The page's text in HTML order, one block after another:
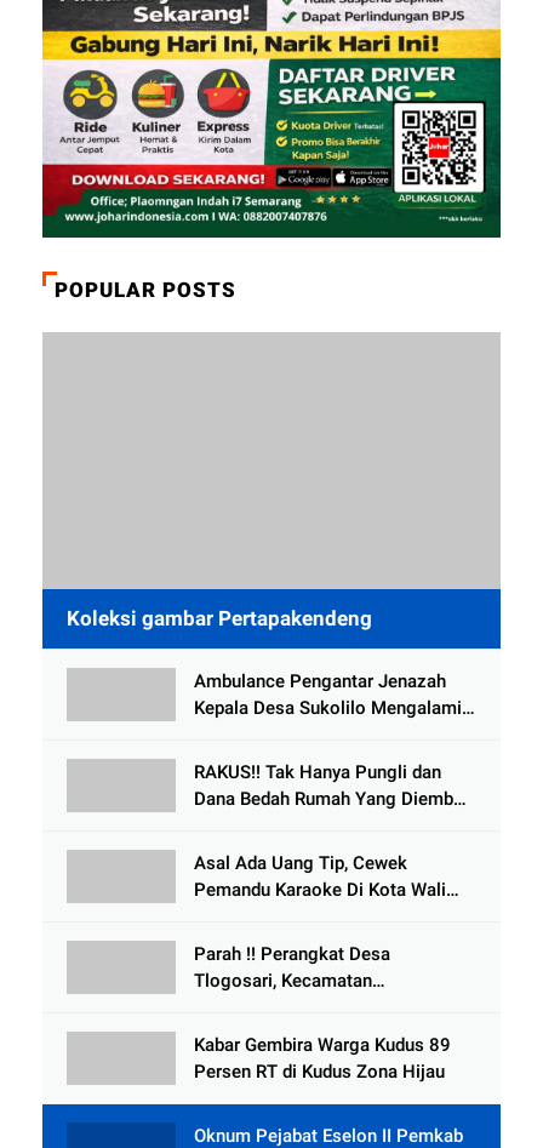
POPULAR POSTS
Koleksi gambar Pertapakendeng
Ambulance Pengantar Jenazah
Kepala Desa Sukolilo Mengalami
Meninggal Dunia
RAKUS!! Tak Hanya Pungli dan
Dana Bedah Rumah Yang Diembat,
Tlogowungu, di Duga
Selewengkan Bantuan Mushola
Asal Ada Uang Tip, Cewek
Pemandu Karaoke Di Kota Wali
Parah !! Perangkat Desa
Tlogosari, Kecamatan
Rumah dari BAZNAS
Kabar Gembira Warga Kudus 89
Persen RT di Kudus Zona Hijau
Oknum Pejabat Eselon II Pemkab